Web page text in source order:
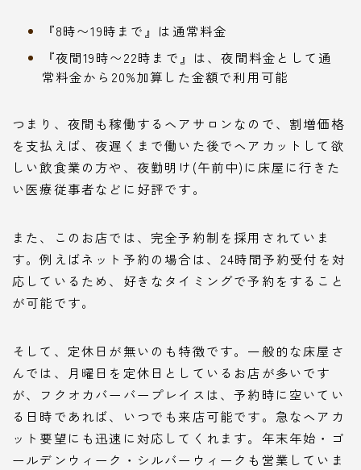
『8時〜19時まで』は通常料金
『夜間19時〜22時まで』は、夜間料金として通
常料金から20%加算した金額で利用可能
つまり、夜間も稼働するヘアサロンなので、割増価格
を支払えば、夜遅くまで働いた後でヘアカットして欲
しい飲食業の方や、 夜勤明け(午前中)に床屋に行きた
い医療従事者などに好評です。
また、このお店では、完全予約制を採用されていま
す。例えばネット予約の場合は、24時間予約受付を対
応しているため、好きなタイミングで予約をすること
が可能です。
そして、定休日が無いのも特徴です。一般的な床屋さ
んでは、月曜日を定休日としているお店が多いです
が、フクオカバーバープレイスは、予約時に空いてい
る日時であれば、いつでも来店可能です。急なヘアカ
ット要望にも迅速に対応してくれます。年末年始・ゴ
ールデンウィーク・シルバーウィークも営業していま